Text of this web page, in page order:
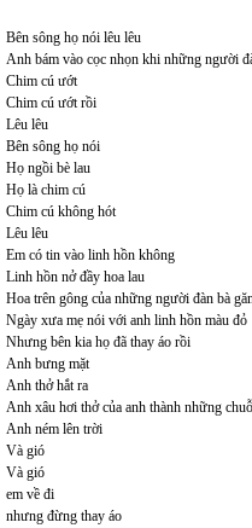
Bên sông họ nói lêu lêu
Anh bám vào cọc nhọn khi những người
Chim cú ướt
Chim cú ướt rồi
Lêu lêu
Bên sông họ nói
Họ ngồi bè lau
Họ là chim cú
Chim cú không hót
Lêu lêu
Em có tin vào linh hồn không
Linh hồn nở đầy hoa lau
Hoa trên gông của những người đàn bà
Ngày xưa mẹ nói với anh linh hồn màu đỏ
Nhưng bên kia họ đã thay áo rồi
Anh bưng mặt
Anh thở hắt ra
Anh xâu hơi thở của anh thành những
Anh ném lên trời
Và gió
Và gió
em về đi
nhưng đừng thay áo